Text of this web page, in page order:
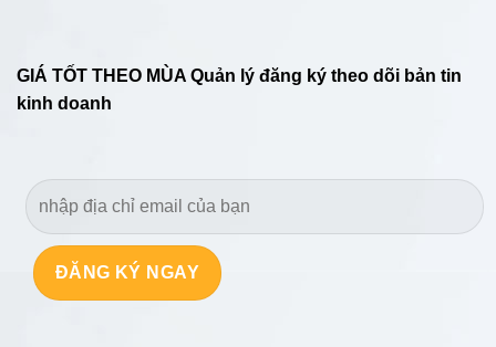
GIÁ TỐT THEO MÙA Quản lý đăng ký theo dõi bản tin
kinh doanh